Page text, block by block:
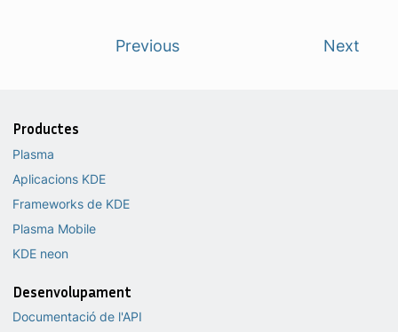
Previous Next
Productes
Plasma
Aplicacions KDE
Frameworks de KDE
Plasma Mobile
KDE neon
Desenvolupament
Documentació de l'API